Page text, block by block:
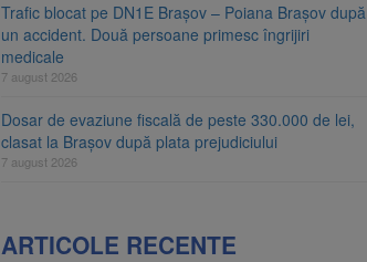
Trafic blocat pe DN1E Brașov – Poiana Brașov după
un accident. Două persoane primesc îngrijiri
medicale
7 august 2026
Dosar de evaziune fiscală de peste 330.000 de lei,
clasat la Brașov după plata prejudiciului
7 august 2026
ARTICOLE RECENTE